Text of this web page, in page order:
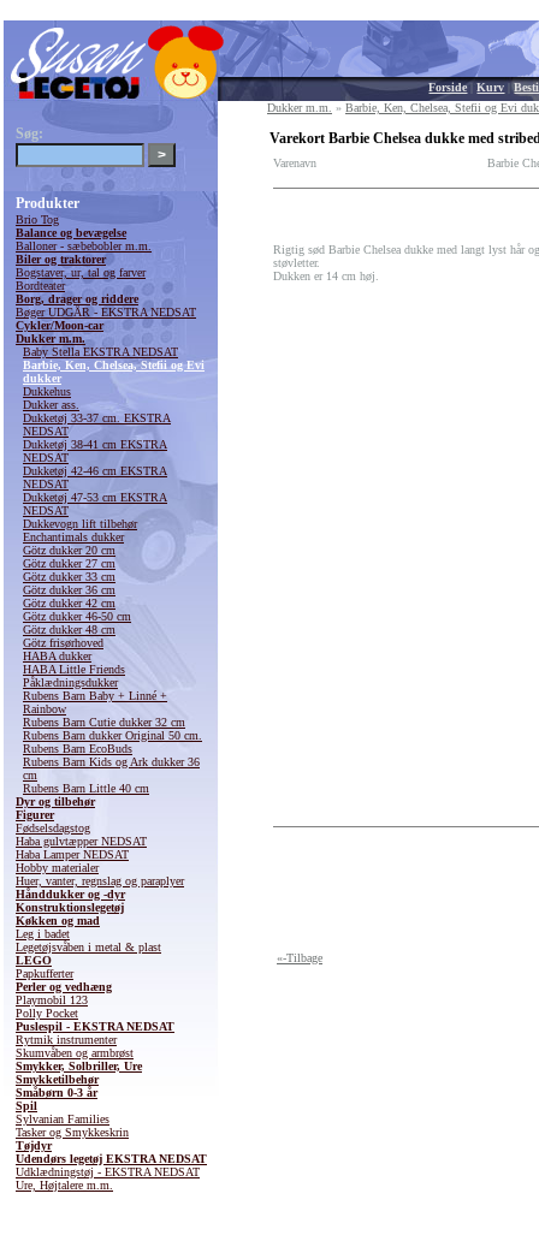
Forside|Kurv |
Søg:
Produkter
Brio Tog
Balance og bevægelse
Balloner - sæbebobler m.m.
Biler og traktorer
Bogstaver, ur, tal og farver
Bordteater
Borg, drager og riddere
Bøger UDGÅR - EKSTRA NEDSAT
Cykler/Moon-car
Dukker m.m.
Baby Stella EKSTRA NEDSAT
Barbie, Ken, Chelsea, Stefii og Evi
dukker
Dukkehus
Dukker ass.
Dukketøj 33-37 cm. EKSTRA
NEDSAT
Dukketøj 38-41 cm EKSTRA
NEDSAT
Dukketøj 42-46 cm EKSTRA
NEDSAT
Dukketøj 47-53 cm EKSTRA
NEDSAT
Dukkevogn lift tilbehør
Enchantimals dukker
Götz dukker 20 cm
Götz dukker 27 cm
Götz dukker 33 cm
Götz dukker 36 cm
Götz dukker 42 cm
Götz dukker 46-50 cm
Götz dukker 48 cm
Götz frisørhoved
HABA dukker
HABA Little Friends
Påklædningsdukker
Rubens Barn Baby + Linné +
Rainbow
Rubens Barn Cutie dukker 32 cm
Rubens Barn dukker Original 50 cm.
Rubens Barn EcoBuds
Rubens Barn Kids og Ark dukker 36
cm
Rubens Barn Little 40 cm
Dyr og tilbehør
Figurer
Fødselsdagstog
Haba gulvtæpper NEDSAT
Haba Lamper NEDSAT
Hobby materialer
Huer, vanter, regnslag og paraplyer
Hånddukker og -dyr
Konstruktionslegetøj
Køkken og mad
Leg i badet
Legetøjsvåben i metal & plast
LEGO
Papkufferter
Perler og vedhæng
Playmobil 123
Polly Pocket
Puslespil - EKSTRA NEDSAT
Rytmik instrumenter
Skumvåben og armbrøst
Smykker, Solbriller, Ure
Smykketilbehør
Småbørn 0-3 år
Spil
Sylvanian Families
Tasker og Smykkeskrin
Tøjdyr
Udendørs legetøj EKSTRA NEDSAT
Udklædningstøj - EKSTRA NEDSAT
Ure, Højtalere m.m.
Dukker m.m. » Barbie, Ken, Chelsea, Stefii og Evi
Varekort Barbie Chelsea dukke med
Varenavn Barbie
Rigtig sød Barbie Chelsea dukke med langt lyst hår
støvletter.
Dukken er 14 cm høj.
«-Tilbage